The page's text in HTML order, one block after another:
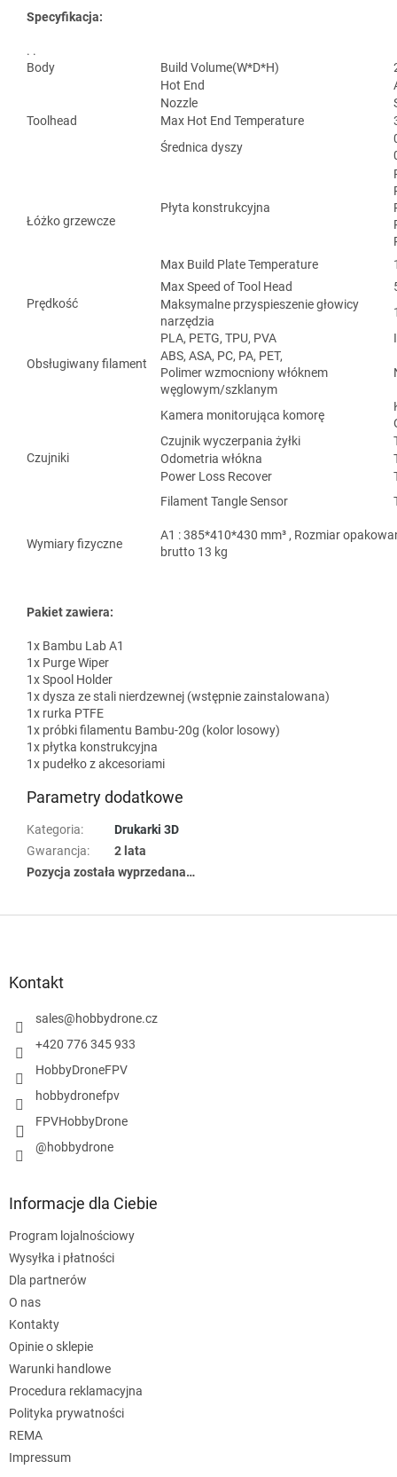
Specyfikacja:
. .
Body
Build Volume(W*D*H)
Toolhead
Hot End
Nozzle
Max Hot End Temperature
Średnica dyszy
Łóżko grzewcze
Płyta konstrukcyjna
Max Build Plate Temperature
Prędkość
Max Speed of Tool Head
Maksymalne przyspieszenie głowicy
narzędzia
Obsługiwany filament
PLA, PETG, TPU, PVA
ABS, ASA, PC, PA, PET,
Polimer wzmocniony włóknem
węglowym/szklanym
Czujniki
Kamera monitorująca komorę
Czujnik wyczerpania żyłki
Odometria włókna
Power Loss Recover
Filament Tangle Sensor
Wymiary fizyczne
A1 : 385*410*430 mm³ , Rozmiar
brutto 13 kg
Pakiet zawiera:
1x Bambu Lab A1
1x Purge Wiper
1x Spool Holder
1x dysza ze stali nierdzewnej (wstępnie zainstalowana)
1x rurka PTFE
1x próbki filamentu Bambu-20g (kolor losowy)
1x płytka konstrukcyjna
1x pudełko z akcesoriami
Parametry dodatkowe
Kategoria:
Drukarki 3D
Gwarancja:
2 lata
Pozycja została wyprzedana…
Kontakt
sales@hobbydrone.cz
+420 776 345 933
HobbyDroneFPV
hobbydronefpv
FPVHobbyDrone
@hobbydrone
Informacje dla Ciebie
Program lojalnościowy
Wysyłka i płatności
Dla partnerów
O nas
Kontakty
Opinie o sklepie
Warunki handlowe
Procedura reklamacyjna
Polityka prywatności
REMA
Impressum